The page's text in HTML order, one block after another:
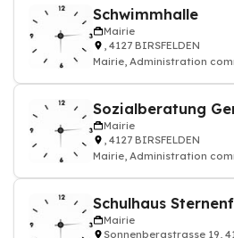
Schwimmhalle
Mairie
, 4127 BIRSFELDEN
Mairie, Administration
Sozialberatung
Mairie
, 4127 BIRSFELDEN
Mairie, Administration
Schulhaus
Mairie
Sonnenbergstrasse 19,